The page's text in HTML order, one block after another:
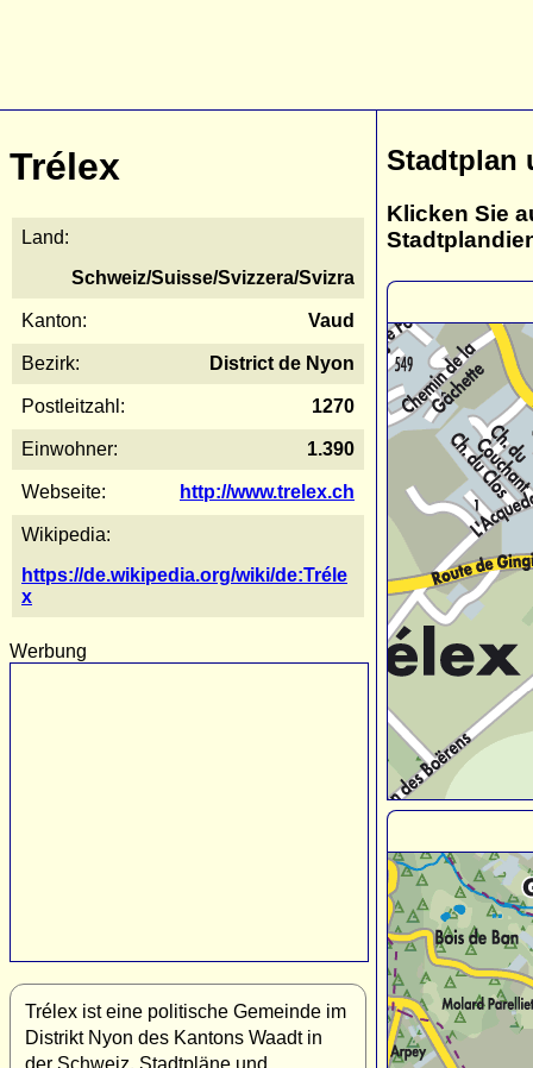
Trélex
Land:
Schweiz/Suisse/Svizzera/Svizra
Kanton: Vaud
Bezirk: District de Nyon
Postleitzahl: 1270
Einwohner: 1.390
Webseite: http://www.trelex.ch
Wikipedia:
https://de.wikipedia.org/wiki/de:Tréle
x
Werbung
Trélex ist eine politische Gemeinde im
Distrikt Nyon des Kantons Waadt in
der Schweiz. Stadtpläne und
Stadtplan
Klicken Sie